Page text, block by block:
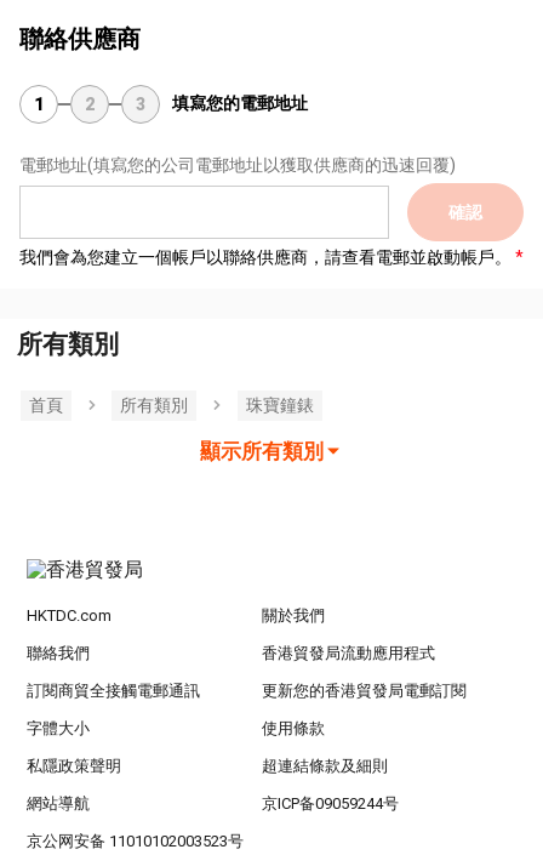
聯絡供應商
1 2 3 填寫您的電郵地址
電郵地址(填寫您的公司電郵地址以獲取供應商的迅速回覆)
確認
我們會為您建立一個帳戶以聯絡供應商，請查看電郵並啟動帳戶。
所有類別
首頁 所有類別 珠寶鐘錶
顯示所有類別
HKTDC.com 關於我們
聯絡我們 香港貿發局流動應用程式
訂閱商貿全接觸電郵通訊 更新您的香港貿發局電郵訂閱
字體大小 使用條款
私隱政策聲明 超連結條款及細則
網站導航 京ICP备09059244号
京公网安备 11010102003523号